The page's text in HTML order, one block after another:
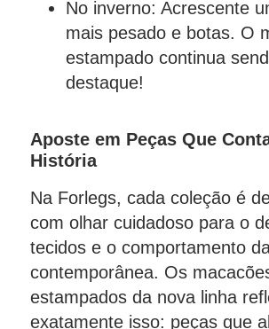
No inverno: Acrescente
mais pesado e botas. O
estampado continua
destaque!
Aposte em Peças Que
História
Na Forlegs, cada coleção é
com olhar cuidadoso para o
tecidos e o comportamento
contemporânea. Os
estampados da nova linha
exatamente isso: peças que